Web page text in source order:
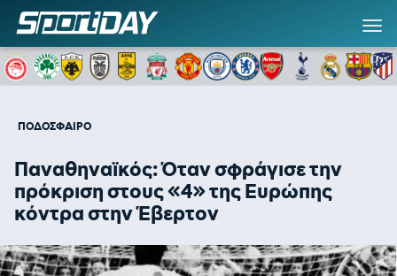
ΠΟΔΟΣΦΑΙΡΟ
Παναθηναϊκός: Όταν σφράγισε την
πρόκριση στους «4» της Ευρώπης
κόντρα στην Έβερτον